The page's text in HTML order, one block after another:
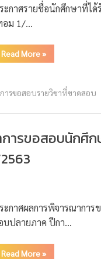
ะกาศรายชื่อนักศึกษาที่ไ
อม 1/…
Read More»
ารขอสอบรายวิชาที่ขาดสอบ
ารขอสอบนักศึ
ะกาศผลการพิจารณากา
บปลายภาค ปีกา…
Read More»